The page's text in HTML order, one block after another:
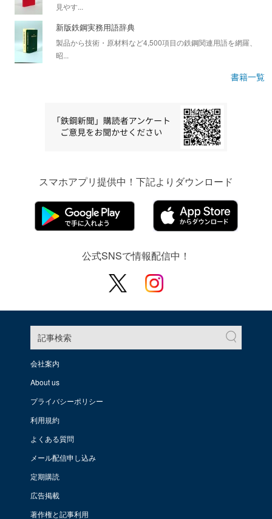
見やす...
新版鉄鋼実務用語辞典
製品から技術・原材料など4,500項目の鉄鋼関連用語を網羅、
昭...
書籍一覧
スマホアプリ提供中！下記よりダウンロード
公式SNSで情報配信中！
記事検索
会社案内
About us
プライバシーポリシー
利用規約
よくある質問
メール配信申し込み
定期購読
広告掲載
著作権と記事利用